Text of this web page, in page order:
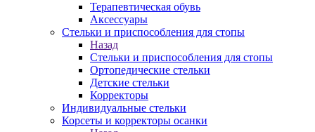
Терапевтическая обувь
Аксессуары
Стельки и приспособления для стопы
Назад
Стельки и приспособления для стопы
Ортопедические стельки
Детские стельки
Корректоры
Индивидуальные стельки
Корсеты и корректоры осанки